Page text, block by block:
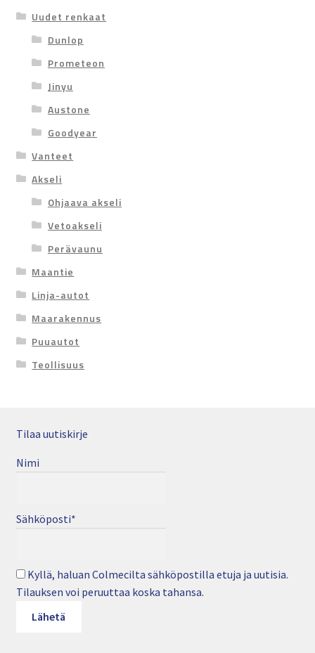
Uudet renkaat
Dunlop
Prometeon
Jinyu
Austone
Goodyear
Vanteet
Akseli
Ohjaava akseli
Vetoakseli
Perävaunu
Maantie
Linja-autot
Maarakennus
Puuautot
Teollisuus
Tilaa uutiskirje
Nimi
Sähköposti*
Kyllä, haluan Colmecilta sähköpostilla etuja ja uutisia.
Tilauksen voi peruuttaa koska tahansa.